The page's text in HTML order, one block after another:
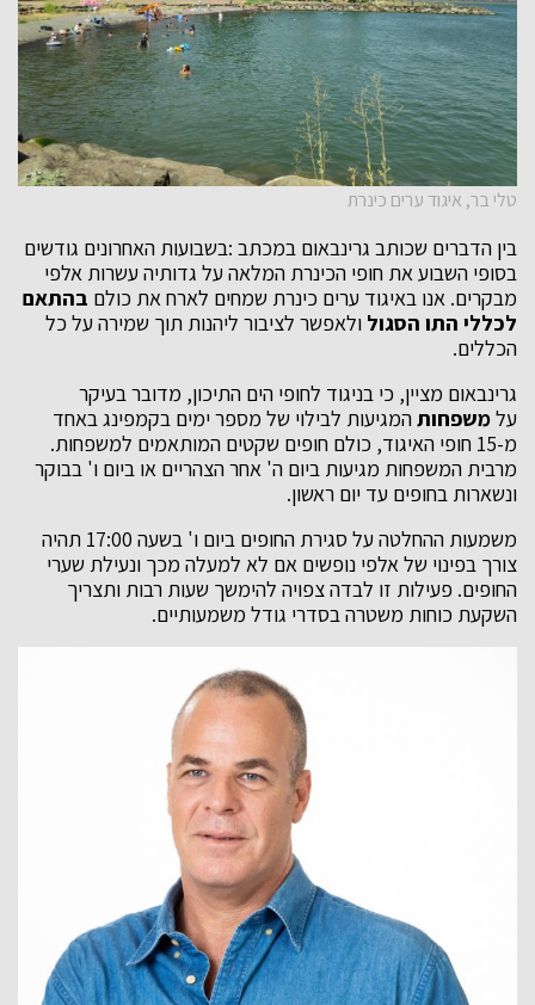
טלי בר, איגוד ערים כינרת
בין הדברים שכותב גרינבאום במכתב :בשבועות האחרונים גודשים
בסופי השבוע את חופי הכינרת המלאה על גדותיה עשרות אלפי
מבקרים. אנו באיגוד ערים כינרת שמחים לארח את כולם בהתאם
לכללי התו הסגול ולאפשר לציבור ליהנות תוך שמירה על כל
הכללים.
גרינבאום מציין, כי בניגוד לחופי הים התיכון, מדובר בעיקר
עלמשפחותהמגיעות לבילוי של מספר ימים בקמפינג באחד
מ-15 חופי האיגוד, כולם חופים שקטים המותאמים למשפחות.
מרבית המשפחות מגיעות ביום ה' אחר הצהריים או ביום ו' בבוקר
ונשארות בחופים עד יום ראשון.
משמעות ההחלטה על סגירת החופים ביום ו' בשעה 17:00 תהיה
צורך בפינוי של אלפי נופשים אם לא למעלה מכך ונעילת שערי
החופים. פעילות זו לבדה צפויה להימשך שעות רבות ותצריך
השקעת כוחות משטרה בסדרי גודל משמעותיים.